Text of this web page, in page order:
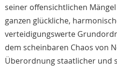
seiner offensichtlichen
ganzen glückliche,
verteidigungswerte
dem scheinbaren Chaos von
Überordnung staatlicher und